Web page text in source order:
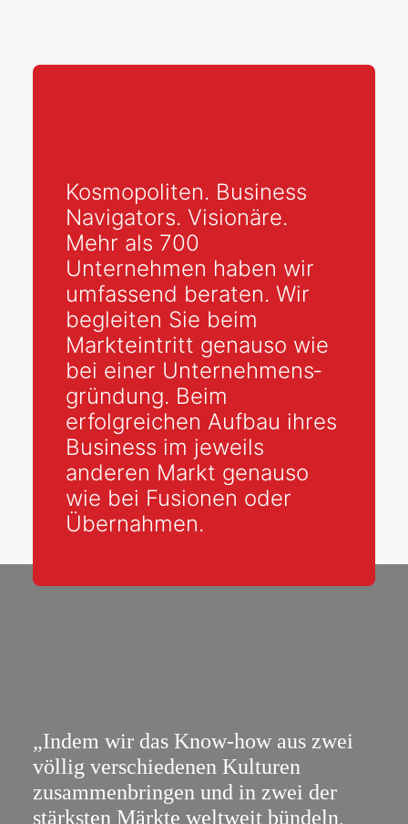
Kosmopoliten. Business
Navigators. Visionäre.
Mehr als 700
Unternehmen haben wir
umfassend beraten. Wir
begleiten Sie beim
Markteintritt genauso wie
bei einer Unternehmens­
gründung. Beim
erfolgreichen Aufbau ihres
Business im jeweils
anderen Markt genauso
wie bei Fusionen oder
Übernahmen.
„Indem wir das Know-how aus zwei
völlig verschiedenen Kulturen
zusammenbringen und in zwei der
stärksten Märkte weltweit bündeln,